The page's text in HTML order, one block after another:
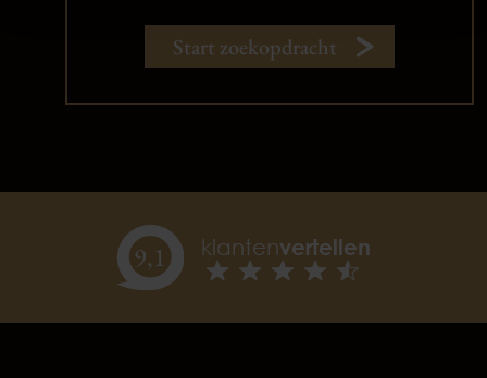
Start zoekopdracht
9,1 klantenvertellen